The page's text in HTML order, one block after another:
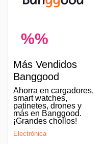
%%
Más Vendidos
Banggood
Ahorra en cargadores,
smart watches,
patinetes, drones y
más en Banggood.
¡Grandes chollos!
Electrónica